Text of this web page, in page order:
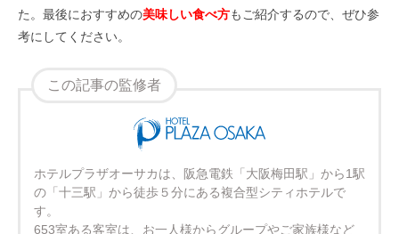
た。最後におすすめの美味しい食べ方もご紹介するので、ぜひ参
考にしてください。
この記事の監修者
ホテルプラザオーサカは、阪急電鉄「大阪梅田駅」から1駅
の「十三駅」から徒歩５分にある複合型シティホテルで
す。
653室ある客室は、お一人様からグループやご家族様など